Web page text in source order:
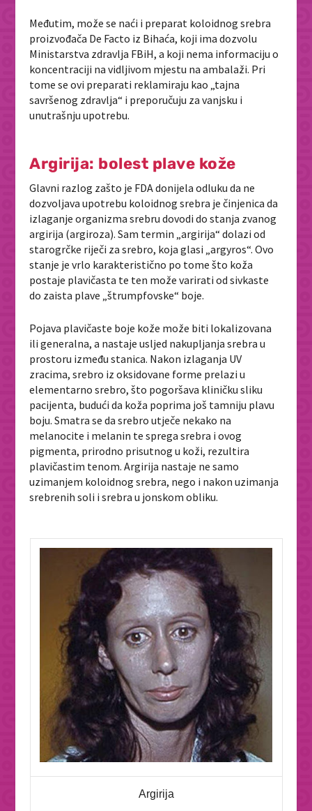
Međutim, može se naći i preparat koloidnog srebra
proizvođača De Facto iz Bihaća, koji ima dozvolu
Ministarstva zdravlja FBiH, a koji nema informaciju o
koncentraciji na vidljivom mjestu na ambalaži. Pri
tome se ovi preparati reklamiraju kao „tajna
savršenog zdravlja“ i preporučuju za vanjsku i
unutrašnju upotrebu.
Argirija: bolest plave kože
Glavni razlog zašto je FDA donijela odluku da ne
dozvoljava upotrebu koloidnog srebra je činjenica da
izlaganje organizma srebru dovodi do stanja zvanog
argirija (argiroza). Sam termin „argirija“ dolazi od
starogrčke riječi za srebro, koja glasi „argyros“. Ovo
stanje je vrlo karakteristično po tome što koža
postaje plavičasta te ten može varirati od sivkaste
do zaista plave „štrumpfovske“ boje.
Pojava plavičaste boje kože može biti lokalizovana
ili generalna, a nastaje usljed nakupljanja srebra u
prostoru između stanica. Nakon izlaganja UV
zracima, srebro iz oksidovane forme prelazi u
elementarno srebro, što pogoršava kliničku sliku
pacijenta, budući da koža poprima još tamniju plavu
boju. Smatra se da srebro utječe nekako na
melanocite i melanin te sprega srebra i ovog
pigmenta, prirodno prisutnog u koži, rezultira
plavičastim tenom. Argirija nastaje ne samo
uzimanjem koloidnog srebra, nego i nakon uzimanja
srebrenih soli i srebra u jonskom obliku.
Argirija